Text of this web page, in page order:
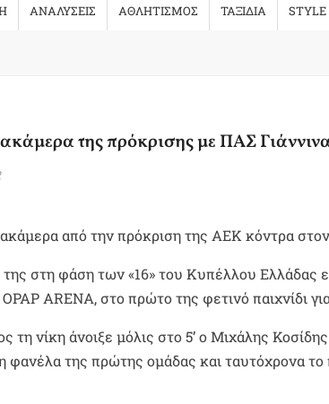
ΑΝΑΛΥΣΕΙΣ ΑΘΛΗΤΙΣΜΟΣ ΤΑΞΙΔΙΑ STYLE
της πρόκρισης με ΠΑΣ
από την πρόκριση της ΑΕΚ κόντρα
στη φάση των «16» του Κυπέλλου
OPAP ARENA, στο πρώτο της φετινό παιχνίδι
τη νίκη άνοιξε μόλις στο 5’ ο Μιχάλης
φανέλα της πρώτης ομάδας και ταυτόχρονα